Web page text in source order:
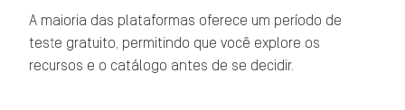
A maioria das plataformas oferece um período de
teste gratuito, permitindo que você explore os
recursos e o catálogo antes de se decidir.